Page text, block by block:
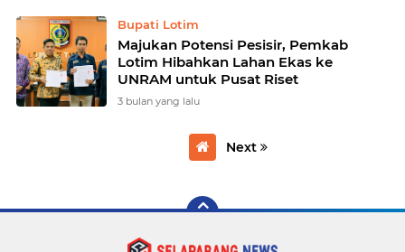
Bupati Lotim
‎Majukan Potensi Pesisir, Pemkab
Lotim Hibahkan Lahan Ekas ke
UNRAM untuk Pusat Riset
3 bulan yang lalu
Next